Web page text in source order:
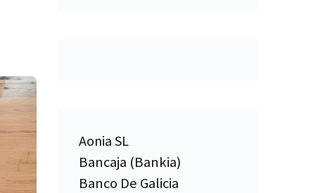
Aonia SL
Bancaja (Bankia)
Banco De Galicia